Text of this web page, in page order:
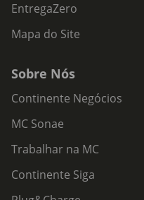
EntregaZero
Mapa do Site
Sobre Nós
Continente Negócios
MC Sonae
Trabalhar na MC
Continente Siga